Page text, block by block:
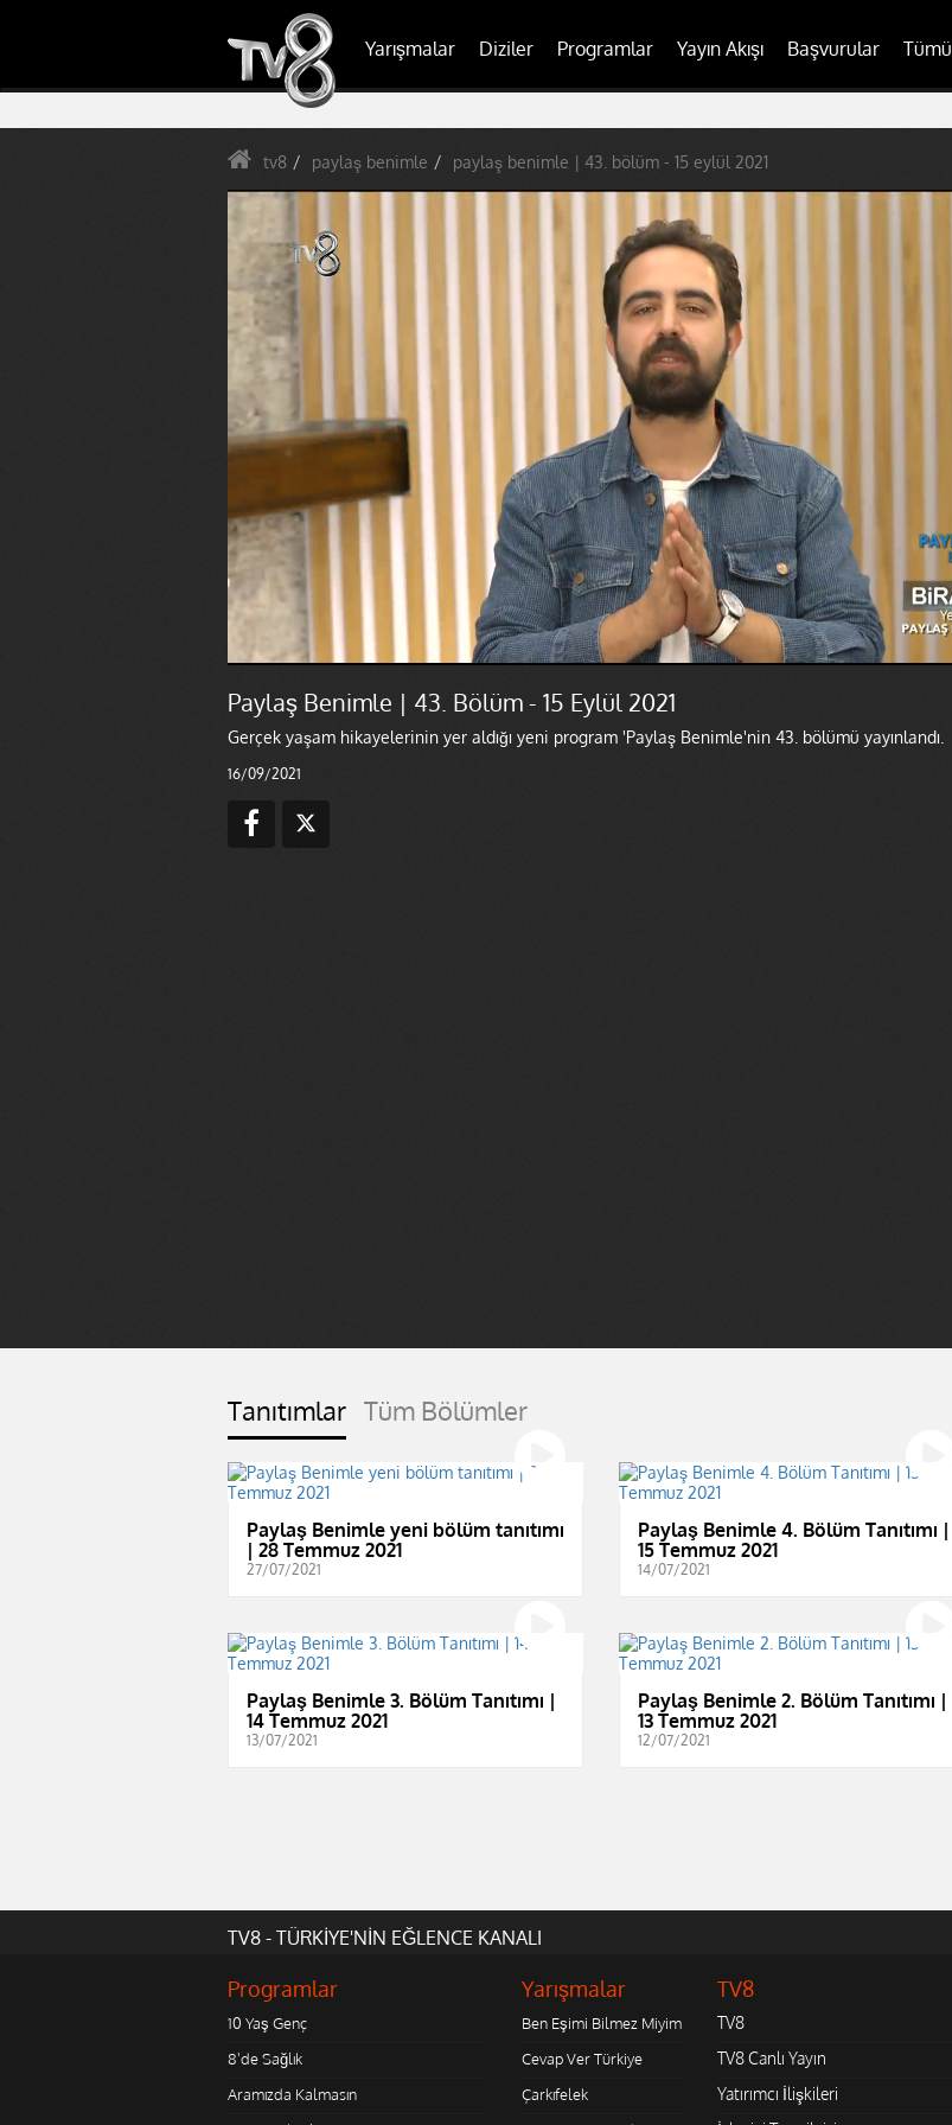
Yarışmalar Diziler Programlar Yayın Akışı Başvurular Tümü
tv8 paylaş benimle paylaş benimle | 43. bölüm - 15 eylül 2021
Paylaş Benimle | 43. Bölüm - 15 Eylül 2021
Gerçek yaşam hikayelerinin yer aldığı yeni program 'Paylaş Benimle'nin 43. bölümü yayınlandı.
16/09/2021
Tanıtımlar Tüm Bölümler
Paylaş Benimle yeni bölüm tanıtımı
| 28 Temmuz 2021
27/07/2021
Paylaş Benimle 4. Bölüm Tanıtımı |
15 Temmuz 2021
14/07/2021
Paylaş Benimle 3. Bölüm Tanıtımı |
14 Temmuz 2021
13/07/2021
Paylaş Benimle 2. Bölüm Tanıtımı |
13 Temmuz 2021
12/07/2021
TV8 - TÜRKİYE'NİN EĞLENCE KANALI
Programlar
10 Yaş Genç
8'de Sağlık
Aramızda Kalmasın
Yarışmalar
Ben Eşimi Bilmez Miyim
Cevap Ver Türkiye
Çarkıfelek
TV8
TV8
TV8 Canlı Yayın
Yatırımcı İlişkileri